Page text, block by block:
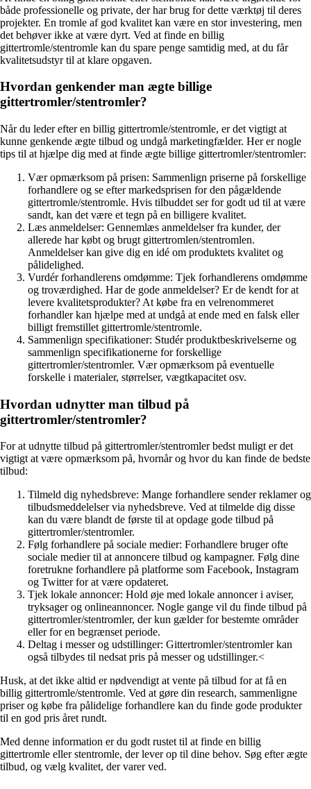
både professionelle og private, der har brug for dette værktøj til deres
projekter. En tromle af god kvalitet kan være en stor investering, men
det behøver ikke at være dyrt. Ved at finde en billig
gittertromle/stentromle kan du spare penge samtidig med, at du får
kvalitetsudstyr til at klare opgaven.
Hvordan genkender man ægte billige
gittertromler/stentromler?
Når du leder efter en billig gittertromle/stentromle, er det vigtigt at
kunne genkende ægte tilbud og undgå marketingfælder. Her er nogle
tips til at hjælpe dig med at finde ægte billige gittertromler/stentromler:
Vær opmærksom på prisen: Sammenlign priserne på forskellige
forhandlere og se efter markedsprisen for den pågældende
gittertromle/stentromle. Hvis tilbuddet ser for godt ud til at være
sandt, kan det være et tegn på en billigere kvalitet.
Læs anmeldelser: Gennemlæs anmeldelser fra kunder, der
allerede har købt og brugt gittertromlen/stentromlen.
Anmeldelser kan give dig en idé om produktets kvalitet og
pålidelighed.
Vurdér forhandlerens omdømme: Tjek forhandlerens omdømme
og troværdighed. Har de gode anmeldelser? Er de kendt for at
levere kvalitetsprodukter? At købe fra en velrenommeret
forhandler kan hjælpe med at undgå at ende med en falsk eller
billigt fremstillet gittertromle/stentromle.
Sammenlign specifikationer: Studér produktbeskrivelserne og
sammenlign specifikationerne for forskellige
gittertromler/stentromler. Vær opmærksom på eventuelle
forskelle i materialer, størrelser, vægtkapacitet osv.
Hvordan udnytter man tilbud på
gittertromler/stentromler?
For at udnytte tilbud på gittertromler/stentromler bedst muligt er det
vigtigt at være opmærksom på, hvornår og hvor du kan finde de bedste
tilbud:
Tilmeld dig nyhedsbreve: Mange forhandlere sender reklamer og
tilbudsmeddelelser via nyhedsbreve. Ved at tilmelde dig disse
kan du være blandt de første til at opdage gode tilbud på
gittertromler/stentromler.
Følg forhandlere på sociale medier: Forhandlere bruger ofte
sociale medier til at annoncere tilbud og kampagner. Følg dine
foretrukne forhandlere på platforme som Facebook, Instagram
og Twitter for at være opdateret.
Tjek lokale annoncer: Hold øje med lokale annoncer i aviser,
tryksager og onlineannoncer. Nogle gange vil du finde tilbud på
gittertromler/stentromler, der kun gælder for bestemte områder
eller for en begrænset periode.
Deltag i messer og udstillinger: Gittertromler/stentromler kan
også tilbydes til nedsat pris på messer og udstillinger.<
Husk, at det ikke altid er nødvendigt at vente på tilbud for at få en
billig gittertromle/stentromle. Ved at gøre din research, sammenligne
priser og købe fra pålidelige forhandlere kan du finde gode produkter
til en god pris året rundt.
Med denne information er du godt rustet til at finde en billig
gittertromle eller stentromle, der lever op til dine behov. Søg efter ægte
tilbud, og vælg kvalitet, der varer ved.